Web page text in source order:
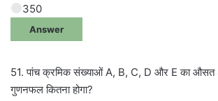
350
Answer
51. पांच क्रमिक संख्याओं A, B, C, D और E का
गुणनफल कितना होगा?